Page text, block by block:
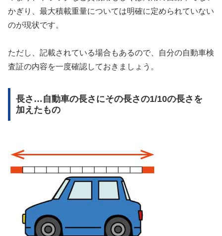
かぎり、最大積載重量については明確に定められていない
のが現状です。
ただし、記載されている場合もあるので、自分の自動車検
査証の内容を一度確認しておきましょう。
長さ…自動車の長さにその長さの1/10の長さを
加えたもの